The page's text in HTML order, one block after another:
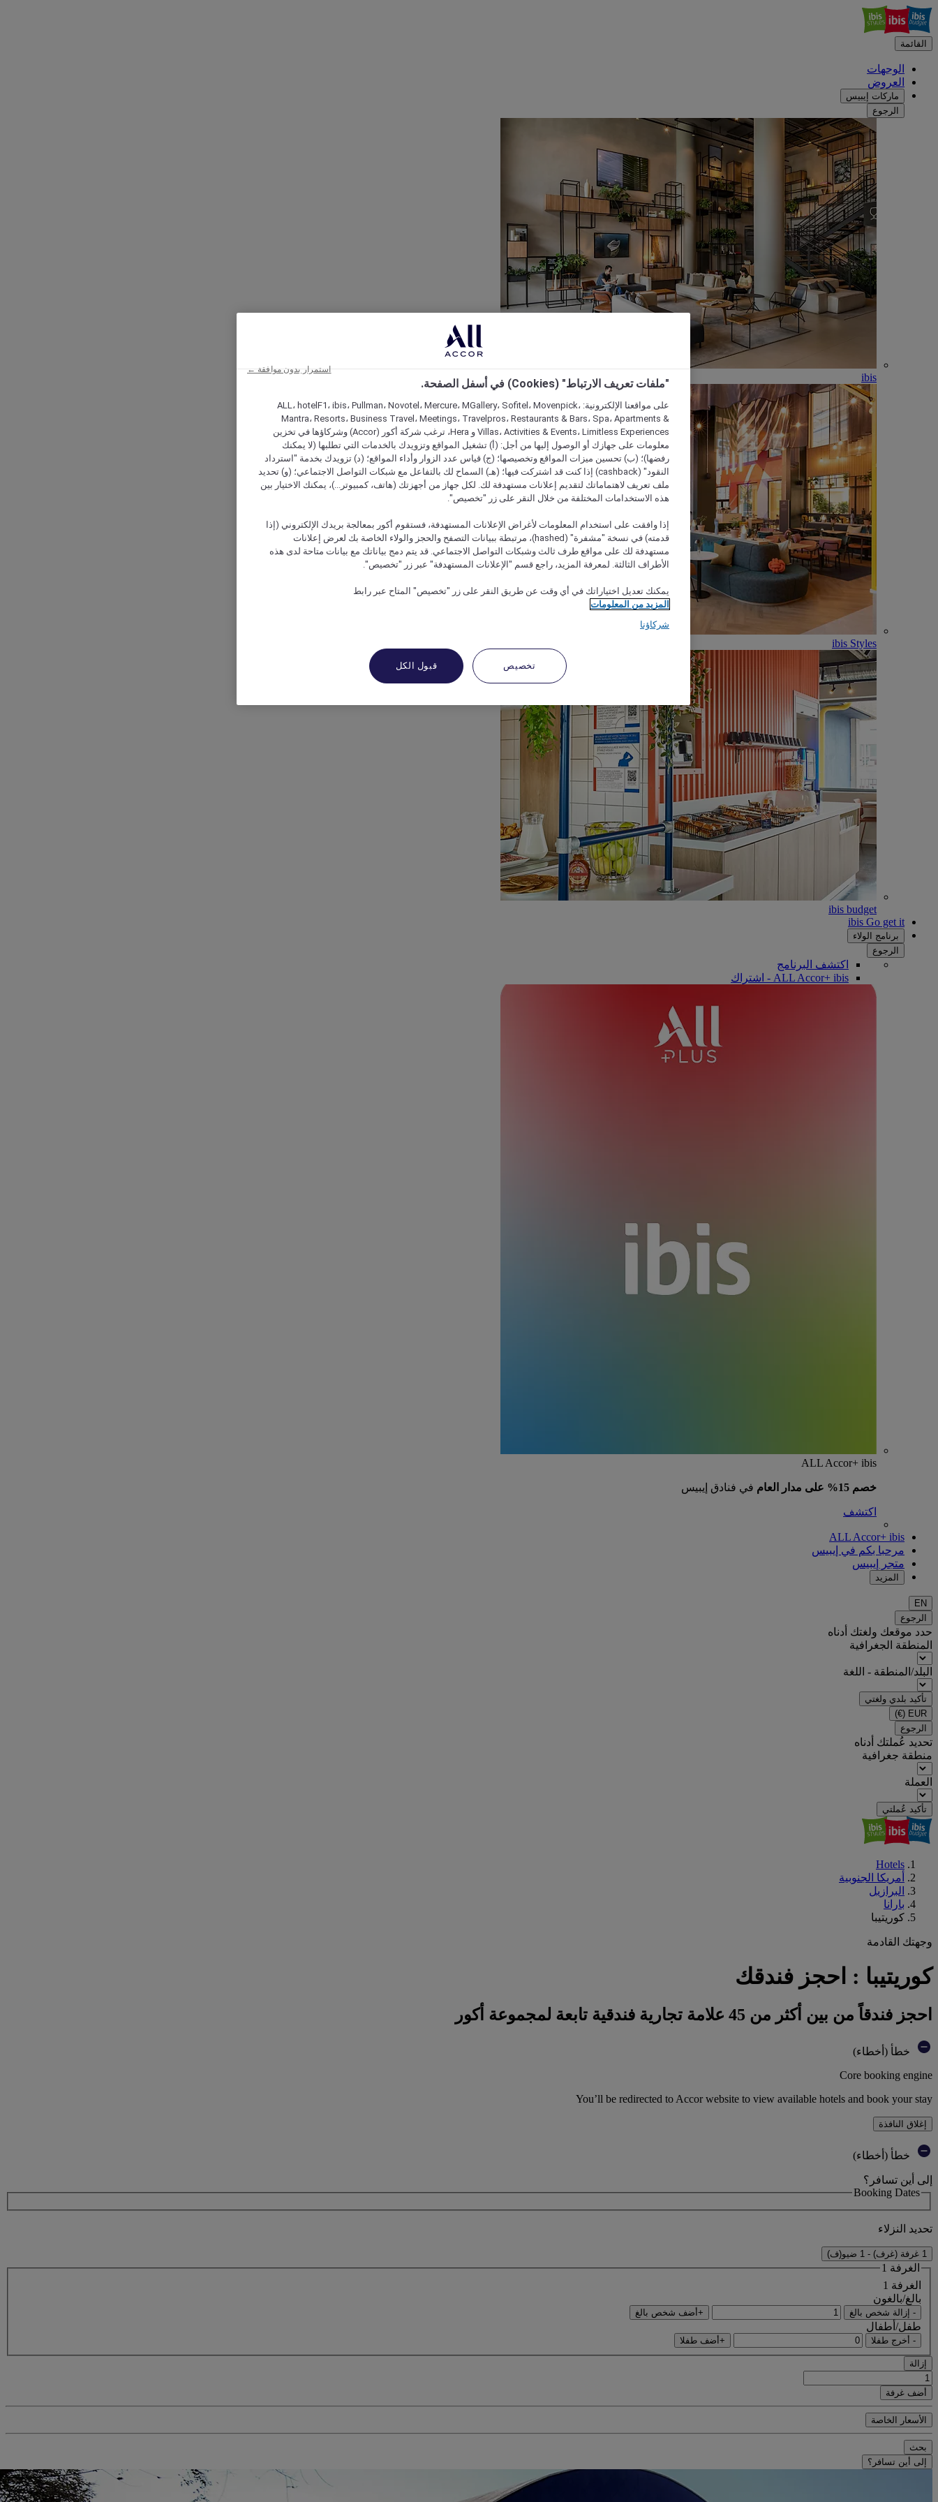
القائمة
الوجهات
العروض
ماركات إيبيس
الرجوع
ibis
ibis Styles
ibis budget
ibis Go get it
برنامج الولاء
الرجوع
اكتشف البرنامج
ALL Accor+ ibis - اشتراك
ALL Accor+ ibis
خصم 15% على مدار العام في فنادق إيبيس
اكتشف
ALL Accor+ ibis
مرحبا بكم في إيبيس
متجر إيبيس
المزيد
EN
الرجوع
حدد موقعك ولغتك أدناه
المنطقة الجغرافية
البلد/المنطقة - اللغة
تأكيد بلدي ولغتي
EUR
(€)
الرجوع
تحديد عُملتك أدناه
منطقة جغرافية
العملة
تأكيد عُملتي
Hotels
أمريكا الجنوبية
البرازيل
بارانا
كوريتيبا
وجهتك القادمة
كوريتيبا : احجز فندقك
احجز فندقاً من بين أكثر من 45 علامة تجارية فندقية تابعة لمجموعة أكور
خطأ (أخطاء)
Core booking engine
You’ll be redirected to Accor website to view available hotels and book your stay
إغلاق النافذة
خطأ (أخطاء)
إلى أين تسافر؟
Booking Dates
تحديد النزلاء
1 غرفة (غرف) - 1 ضيو(ف)
الغرفة 1
الغرفة 1
بالغ/بالغون
- إزالة شخص بالغ +أضف شخص بالغ
طفل/أطفال
- أخرج طفلا +أضف طفلا
إزالة
أضف غرفة
الأسعار الخاصة
بحث
إلى أين تسافر؟
"ملفات تعريف الارتباط" (Cookies) في أسفل الصفحة.
على مواقعنا الإلكترونية: ALL، hotelF1، ibis، Pullman، Novotel، Mercure، MGallery، Sofitel، Movenpick،
Mantra، Resorts، Business Travel، Meetings، Travelpros، Restaurants & Bars، Spa، Apartments &
Villas، Activities & Events، Limitless Experiences و Hera، ترغب شركة أكور (Accor) وشركاؤها في تخزين
معلومات على جهازك أو الوصول إليها من أجل: (أ) تشغيل المواقع وتزويدك بالخدمات التي تطلبها (لا يمكنك
رفضها)؛ (ب) تحسين ميزات المواقع وتخصيصها؛ (ج) قياس عدد الزوار وأداء المواقع؛ (د) تزويدك بخدمة "استرداد
النقود" (cashback) إذا كنت قد اشتركت فيها؛ (هـ) السماح لك بالتفاعل مع شبكات التواصل الاجتماعي؛ (و) تحديد
ملف تعريف لاهتماماتك لتقديم إعلانات مستهدفة لك. لكل جهاز من أجهزتك (هاتف، كمبيوتر...)، يمكنك الاختيار بين
هذه الاستخدامات المختلفة من خلال النقر على زر "تخصيص".
إذا وافقت على استخدام المعلومات لأغراض الإعلانات المستهدفة، فستقوم أكور بمعالجة بريدك الإلكتروني (إذا
قدمته) في نسخة "مشفرة" (hashed)، مرتبطة ببيانات التصفح والحجز والولاء الخاصة بك لعرض إعلانات
مستهدفة لك على مواقع طرف ثالث وشبكات التواصل الاجتماعي. قد يتم دمج بياناتك مع بيانات متاحة لدى هذه
الأطراف الثالثة. لمعرفة المزيد، راجع قسم "الإعلانات المستهدفة" عبر زر "تخصيص".
يمكنك تعديل اختياراتك في أي وقت عن طريق النقر على زر "تخصيص" المتاح عبر رابط
المزيد من المعلومات
شركاؤنا
تخصيص قبول الكل
استمرار بدون موافقة ←